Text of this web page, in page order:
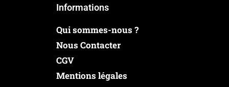
Informations
Qui sommes-nous ?
Nous Contacter
CGV
Mentions légales